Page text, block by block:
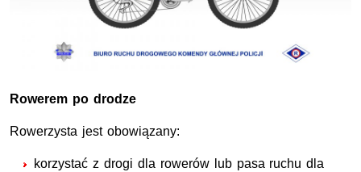
Rowerem po drodze
Rowerzysta jest obowiązany:
korzystać z drogi dla rowerów lub pasa ruchu dla